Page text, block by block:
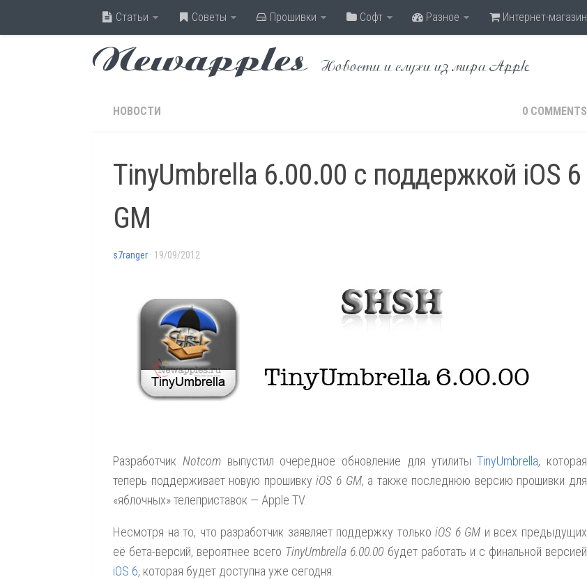
Статьи Советы Прошивки Софт Разное Интернет-магазин
Newapples Новости и слухи из мира Apple
НОВОСТИ 0 COMMENTS
TinyUmbrella 6.00.00 с поддержкой iOS 6
GM
s7ranger · 19/09/2012
Разработчик Notcomвыпустил очередное обновление для утилитыTinyUmbrella, которая
теперь поддерживает новую прошивкуiOS 6 GM, а также последнюю версию прошивки для
«яблочных» телеприставок — Apple TV.
Несмотря на то, что разработчик заявляет поддержку толькоiOS 6 GM и всех предыдущих
её бета-версий, вероятнее всего TinyUmbrella 6.00.00 будет работать и с финальной версией
iOS 6, которая будет доступна уже сегодня.